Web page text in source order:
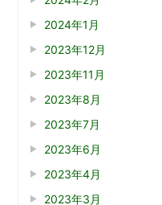
2024年1月
2023年12月
2023年11月
2023年8月
2023年7月
2023年6月
2023年4月
2023年3月